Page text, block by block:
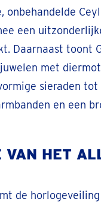
onbehandelde
een
Daarnaast toont
met
sieraden
en een
VAN HET
de